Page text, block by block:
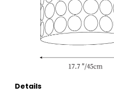
Details